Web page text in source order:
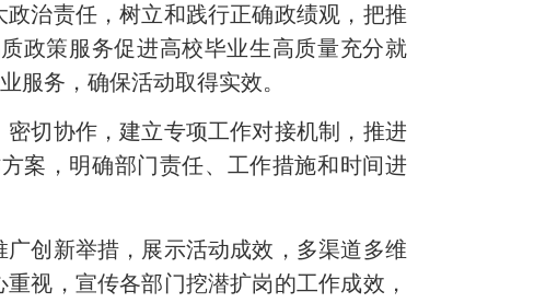
治责任，树立和践行正确政绩观，把推
政策服务促进高校毕业生高质量充分就
服务，确保活动取得实效。
切协作，建立专项工作对接机制，推进
案，明确部门责任、工作措施和时间进
创新举措，展示活动成效，多渠道多维
视，宣传各部门挖潜扩岗的工作成效，